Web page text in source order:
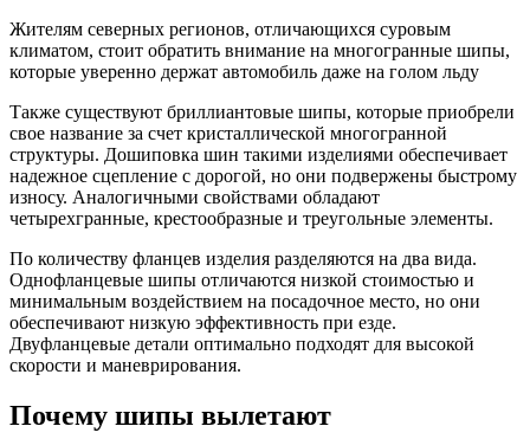
Жителям северных регионов, отличающихся суровым
климатом, стоит обратить внимание на многогранные шипы,
которые уверенно держат автомобиль даже на голом льду
Также существуют бриллиантовые шипы, которые приобрели
свое название за счет кристаллической многогранной
структуры. Дошиповка шин такими изделиями обеспечивает
надежное сцепление с дорогой, но они подвержены быстрому
износу. Аналогичными свойствами обладают
четырехгранные, крестообразные и треугольные элементы.
По количеству фланцев изделия разделяются на два вида.
Однофланцевые шипы отличаются низкой стоимостью и
минимальным воздействием на посадочное место, но они
обеспечивают низкую эффективность при езде.
Двуфланцевые детали оптимально подходят для высокой
скорости и маневрирования.
Почему шипы вылетают